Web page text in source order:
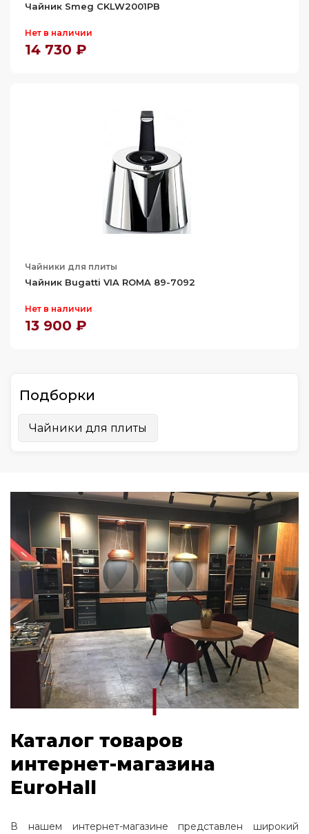
Чайник Smeg CKLW2001PB
Нет в наличии
14 730 ₽
Чайники для плиты
Чайник Bugatti VIA ROMA 89-7092
Нет в наличии
13 900 ₽
Подборки
Чайники для плиты
Каталог товаров
интернет-магазина
EuroHall
В нашем интернет-магазине представлен широкий